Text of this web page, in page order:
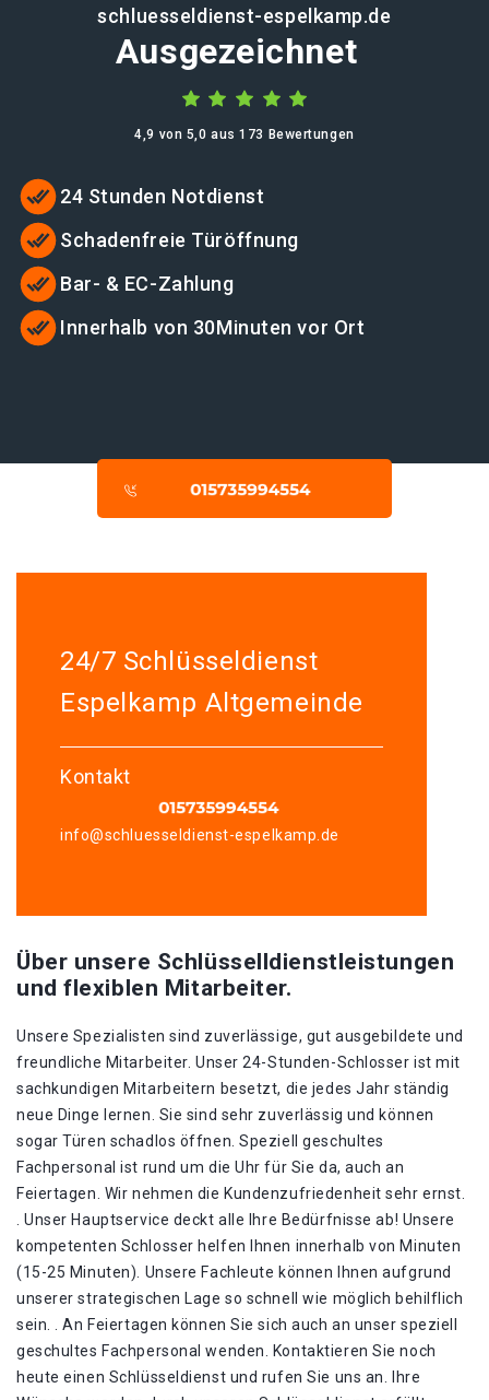
schluesseldienst-espelkamp.de
Ausgezeichnet
4,9 von 5,0 aus 173 Bewertungen
24 Stunden Notdienst
Schadenfreie Türöffnung
Bar- & EC-Zahlung
Innerhalb von 30Minuten vor Ort
24/7 Schlüsseldienst
Espelkamp Altgemeinde
Kontakt
info@schluesseldienst-espelkamp.de
Über unsere Schlüsselldienstleistungen
und flexiblen Mitarbeiter.
Unsere Spezialisten sind zuverlässige, gut ausgebildete und
freundliche Mitarbeiter. Unser 24-Stunden-Schlosser ist mit
sachkundigen Mitarbeitern besetzt, die jedes Jahr ständig
neue Dinge lernen. Sie sind sehr zuverlässig und können
sogar Türen schadlos öffnen. Speziell geschultes
Fachpersonal ist rund um die Uhr für Sie da, auch an
Feiertagen. Wir nehmen die Kundenzufriedenheit sehr ernst.
. Unser Hauptservice deckt alle Ihre Bedürfnisse ab! Unsere
kompetenten Schlosser helfen Ihnen innerhalb von Minuten
(15-25 Minuten). Unsere Fachleute können Ihnen aufgrund
unserer strategischen Lage so schnell wie möglich behilflich
sein. . An Feiertagen können Sie sich auch an unser speziell
geschultes Fachpersonal wenden. Kontaktieren Sie noch
heute einen Schlüsseldienst und rufen Sie uns an. Ihre